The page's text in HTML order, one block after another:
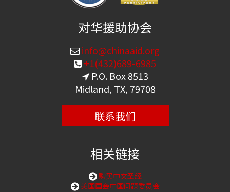
对华援助协会
info@chinaaid.org
+1(432)689-6985
P.O. Box 8513
Midland, TX, 79708
联系我们
相关链接
购买中文圣经
美国国会中国问题委员会